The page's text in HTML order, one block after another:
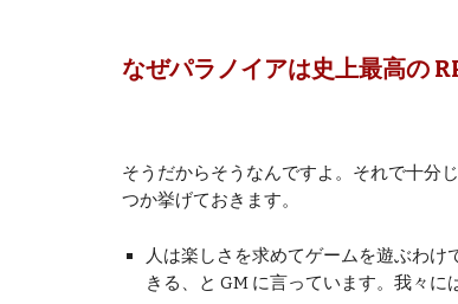
なぜパラノイアは史上最高の
そうだからそうなんですよ。それで十分
つか挙げておきます。
人は楽しさを求めてゲームを遊ぶわ
きる、と GM に言っています。我々に